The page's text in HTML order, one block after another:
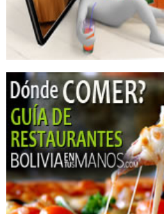
Turismo: Agencias de Viaje
Viajes, Agencias de
Turismo de Aventura
Turismo Ecológico
Dentistas
Clínica Dental
Clínicas Odontológicas
Estética Dental
Médicos Odontólogos Pediatras
Médicos Odontólogos
Odontología Estética